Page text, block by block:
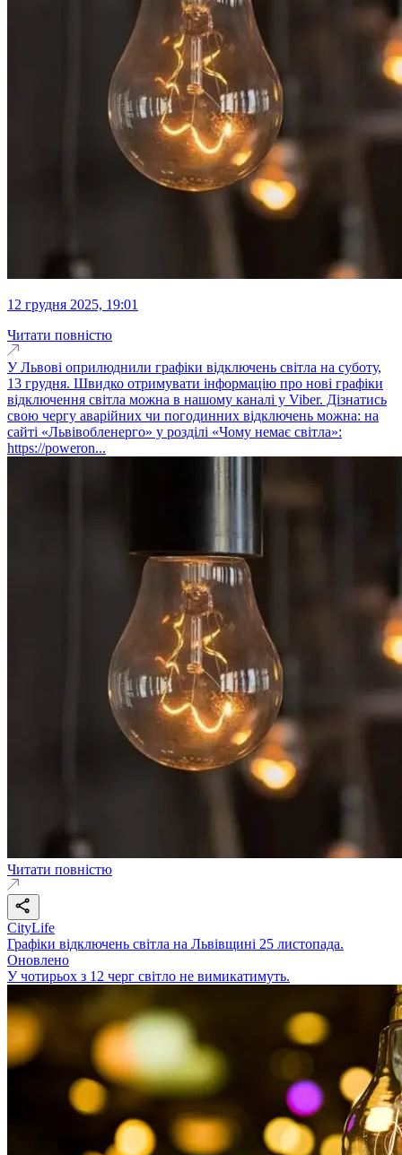
12 грудня 2025, 19:01
Читати повністю
У Львові оприлюднили графіки відключень світла на суботу,
13 грудня. Швидко отримувати інформацію про нові графіки
відключення світла можна в нашому каналі у Viber. Дізнатись
свою чергу аварійних чи погодинних відключень можна: на
сайті «Львівобленерго» у розділі «Чому немає світла»:
https://poweron...
Читати повністю
CityLife
Графіки відключень світла на Львівщині 25 листопада.
Оновлено
У чотирьох з 12 черг світло не вимикатимуть.